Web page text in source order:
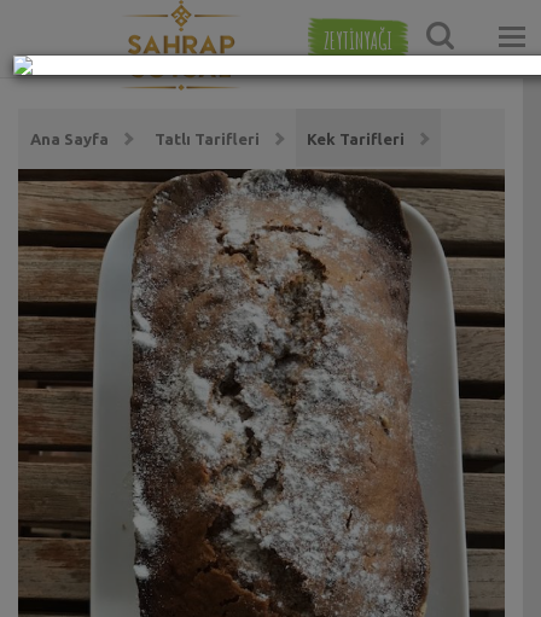
ZEYTİNYAĞI
Ana Sayfa Tatlı Tarifleri Kek Tarifleri